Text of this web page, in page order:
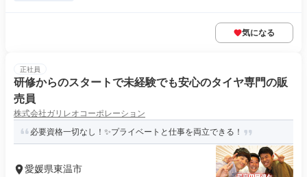
気になる
正社員
研修からのスタートで未経験でも安心のタイヤ専門の販
売員
株式会社ガリレオコーポレーション
必要資格一切なし！✨️プライベートと仕事を両立できる！
愛媛県東温市